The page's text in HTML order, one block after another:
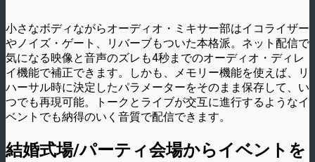
小さなボディながらオーディオ・ミキサー部はイコライザー
やノイズ・ゲート、リバーブもついた本格派。ネット配信で
気になる映像と音声のズレも4秒までのオーディオ・ディレ
イ機能で補正できます。しかも、メモリー機能を使えば、リ
ハーサル時に決定したパラメーターをそのまま保存して、い
つでも再現可能。トークとライブが交互に進行するようなイ
ベントでも納得のいく音質で配信できます。
結婚式場/パーティ会場からイベントを